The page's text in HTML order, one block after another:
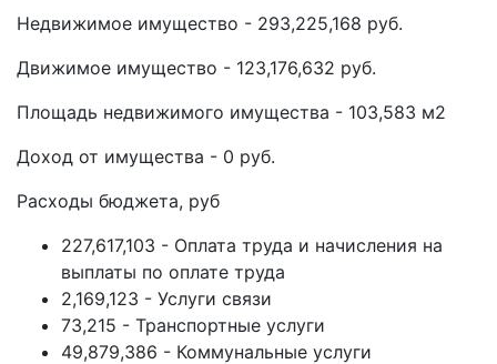
Недвижимое имущество - 293,225,168 руб.
Движимое имущество - 123,176,632 руб.
Площадь недвижимого имущества - 103,583 м2
Доход от имущества - 0 руб.
Расходы бюджета, руб
227,617,103 - Оплата труда и начисления на
выплаты по оплате труда
2,169,123 - Услуги связи
73,215 - Транспортные услуги
49,879,386 - Коммунальные услуги